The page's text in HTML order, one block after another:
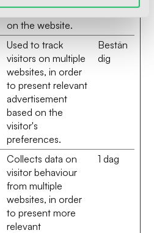
the advertisements
on the website.
Used to track
visitors on multiple
websites, in order
to present relevant
advertisement
based on the
visitor's
preferences.
Bestän
dig
Collects data on
visitor behaviour
from multiple
websites, in order
to present more
relevant
1 dag